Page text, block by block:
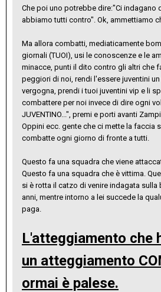
Che poi uno potrebbe dire:"Ci indagano
abbiamo tutti contro". Ok, ammettiamo
Ma allora combatti, mediaticamente
giornali (TUOI), usi le conoscenze e le
minacce, punti il dito contro gli altri che
peggiori di noi, rendi l'essere juventini un
vergogna, prendi i tuoi juventini vip e li
combattere per noi invece di dire ogni
JUVENTINO...", premi e porti avanti
Oppini ecc. gente che ci mette la faccia
combatte ogni giorno di fronte a tutti.
Questo fa una squadra che viene
Questo fa una squadra che è vittima.
si è rotta il catzo di venire indagata sulla
anni, mentre intorno a lei succede la
paga.
L'atteggiamento che
un atteggiamento
ormai è palese.